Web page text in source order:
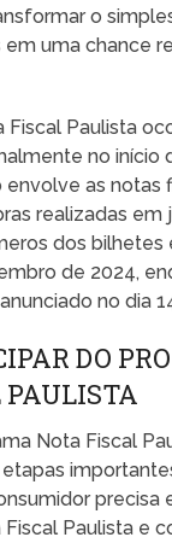
o
uma chance
Fiscal Paulista
no início
as notas
realizadas em
dos bilhetes
de 2024,
no dia
DO
Nota Fiscal
precisa
Paulista e